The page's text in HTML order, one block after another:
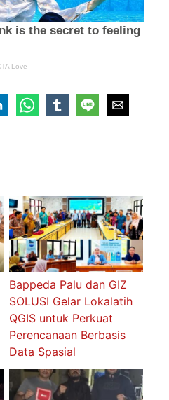
Bappeda Palu dan GIZ
SOLUSI Gelar Lokalatih
QGIS untuk Perkuat
Perencanaan Berbasis
Data Spasial